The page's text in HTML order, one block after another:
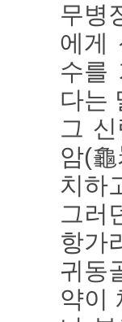
무병
에게
수를
다는
그
암(
치하
그러
항가
귀동
약이